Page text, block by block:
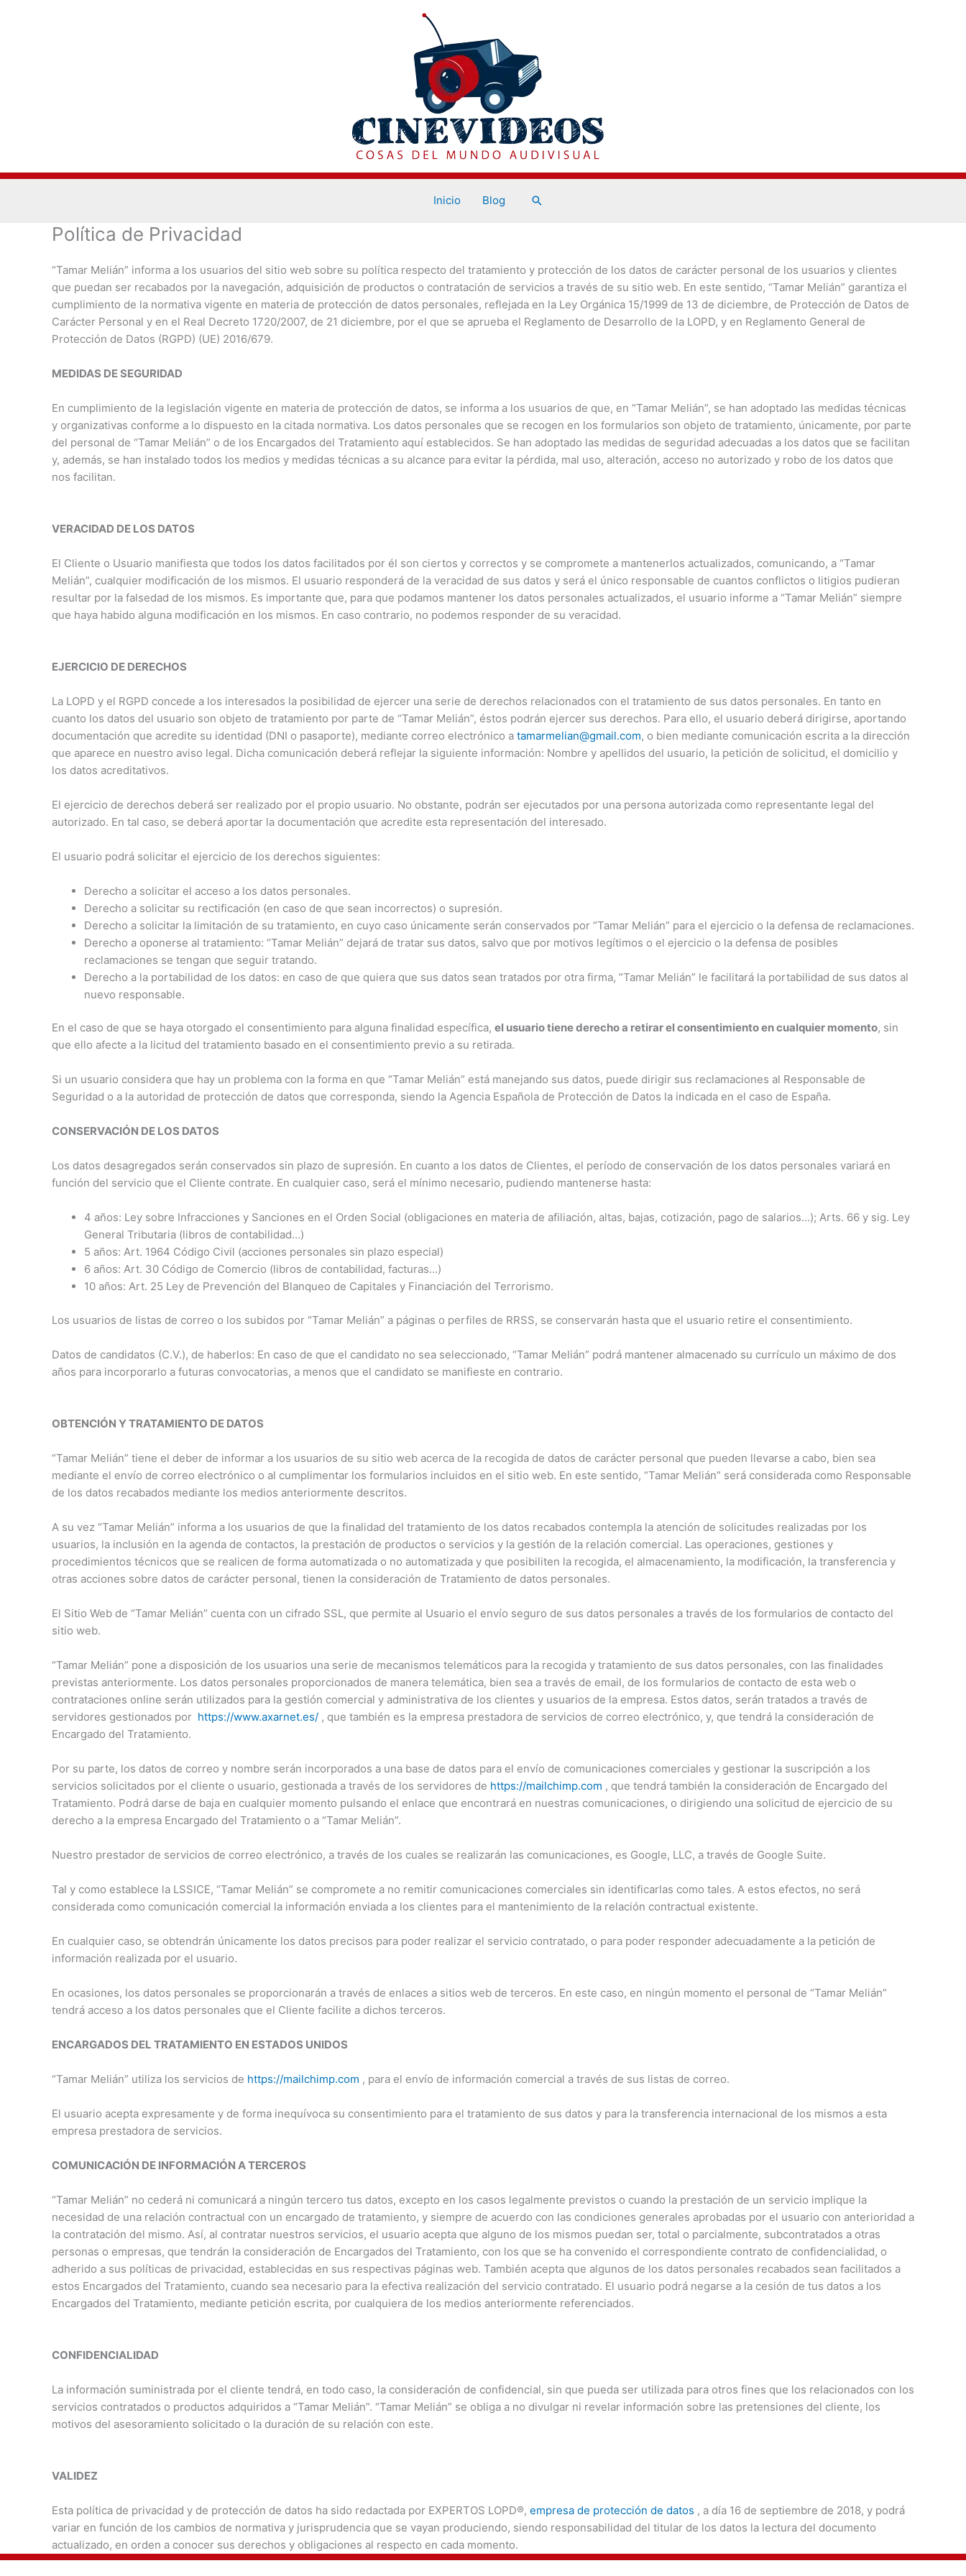
Inicio Blog Buscar
Política de Privacidad
“Tamar Melián” informa a los usuarios del sitio web sobre su política respecto del tratamiento y protección de los datos de carácter personal de los usuarios y clientes
que puedan ser recabados por la navegación, adquisición de productos o contratación de servicios a través de su sitio web. En este sentido, “Tamar Melián” garantiza el
cumplimiento de la normativa vigente en materia de protección de datos personales, reflejada en la Ley Orgánica 15/1999 de 13 de diciembre, de Protección de Datos de
Carácter Personal y en el Real Decreto 1720/2007, de 21 diciembre, por el que se aprueba el Reglamento de Desarrollo de la LOPD, y en Reglamento General de
Protección de Datos (RGPD) (UE) 2016/679.
MEDIDAS DE SEGURIDAD
En cumplimiento de la legislación vigente en materia de protección de datos, se informa a los usuarios de que, en “Tamar Melián”, se han adoptado las medidas técnicas
y organizativas conforme a lo dispuesto en la citada normativa. Los datos personales que se recogen en los formularios son objeto de tratamiento, únicamente, por parte
del personal de “Tamar Melián” o de los Encargados del Tratamiento aquí establecidos. Se han adoptado las medidas de seguridad adecuadas a los datos que se facilitan
y, además, se han instalado todos los medios y medidas técnicas a su alcance para evitar la pérdida, mal uso, alteración, acceso no autorizado y robo de los datos que
nos facilitan.
VERACIDAD DE LOS DATOS
El Cliente o Usuario manifiesta que todos los datos facilitados por él son ciertos y correctos y se compromete a mantenerlos actualizados, comunicando, a “Tamar
Melián”, cualquier modificación de los mismos. El usuario responderá de la veracidad de sus datos y será el único responsable de cuantos conflictos o litigios pudieran
resultar por la falsedad de los mismos. Es importante que, para que podamos mantener los datos personales actualizados, el usuario informe a “Tamar Melián” siempre
que haya habido alguna modificación en los mismos. En caso contrario, no podemos responder de su veracidad.
EJERCICIO DE DERECHOS
La LOPD y el RGPD concede a los interesados la posibilidad de ejercer una serie de derechos relacionados con el tratamiento de sus datos personales. En tanto en
cuanto los datos del usuario son objeto de tratamiento por parte de “Tamar Melián”, éstos podrán ejercer sus derechos. Para ello, el usuario deberá dirigirse, aportando
documentación que acredite su identidad (DNI o pasaporte), mediante correo electrónico a tamarmelian@gmail.com, o bien mediante comunicación escrita a la dirección
que aparece en nuestro aviso legal. Dicha comunicación deberá reflejar la siguiente información: Nombre y apellidos del usuario, la petición de solicitud, el domicilio y
los datos acreditativos.
El ejercicio de derechos deberá ser realizado por el propio usuario. No obstante, podrán ser ejecutados por una persona autorizada como representante legal del
autorizado. En tal caso, se deberá aportar la documentación que acredite esta representación del interesado.
El usuario podrá solicitar el ejercicio de los derechos siguientes:
Derecho a solicitar el acceso a los datos personales.
Derecho a solicitar su rectificación (en caso de que sean incorrectos) o supresión.
Derecho a solicitar la limitación de su tratamiento, en cuyo caso únicamente serán conservados por “Tamar Melián” para el ejercicio o la defensa de reclamaciones.
Derecho a oponerse al tratamiento: “Tamar Melián” dejará de tratar sus datos, salvo que por motivos legítimos o el ejercicio o la defensa de posibles
reclamaciones se tengan que seguir tratando.
Derecho a la portabilidad de los datos: en caso de que quiera que sus datos sean tratados por otra firma, ”Tamar Melián” le facilitará la portabilidad de sus datos al
nuevo responsable.
En el caso de que se haya otorgado el consentimiento para alguna finalidad específica, el usuario tiene derecho a retirar el consentimiento en cualquier momento, sin
que ello afecte a la licitud del tratamiento basado en el consentimiento previo a su retirada.
Si un usuario considera que hay un problema con la forma en que “Tamar Melián” está manejando sus datos, puede dirigir sus reclamaciones al Responsable de
Seguridad o a la autoridad de protección de datos que corresponda, siendo la Agencia Española de Protección de Datos la indicada en el caso de España.
CONSERVACIÓN DE LOS DATOS
Los datos desagregados serán conservados sin plazo de supresión. En cuanto a los datos de Clientes, el período de conservación de los datos personales variará en
función del servicio que el Cliente contrate. En cualquier caso, será el mínimo necesario, pudiendo mantenerse hasta:
4 años: Ley sobre Infracciones y Sanciones en el Orden Social (obligaciones en materia de afiliación, altas, bajas, cotización, pago de salarios…); Arts. 66 y sig. Ley
General Tributaria (libros de contabilidad…)
5 años: Art. 1964 Código Civil (acciones personales sin plazo especial)
6 años: Art. 30 Código de Comercio (libros de contabilidad, facturas…)
10 años: Art. 25 Ley de Prevención del Blanqueo de Capitales y Financiación del Terrorismo.
Los usuarios de listas de correo o los subidos por “Tamar Melián” a páginas o perfiles de RRSS, se conservarán hasta que el usuario retire el consentimiento.
Datos de candidatos (C.V.), de haberlos: En caso de que el candidato no sea seleccionado, “Tamar Melián” podrá mantener almacenado su currículo un máximo de dos
años para incorporarlo a futuras convocatorias, a menos que el candidato se manifieste en contrario.
OBTENCIÓN Y TRATAMIENTO DE DATOS
“Tamar Melián” tiene el deber de informar a los usuarios de su sitio web acerca de la recogida de datos de carácter personal que pueden llevarse a cabo, bien sea
mediante el envío de correo electrónico o al cumplimentar los formularios incluidos en el sitio web. En este sentido, “Tamar Melián” será considerada como Responsable
de los datos recabados mediante los medios anteriormente descritos.
A su vez “Tamar Melián” informa a los usuarios de que la finalidad del tratamiento de los datos recabados contempla la atención de solicitudes realizadas por los
usuarios, la inclusión en la agenda de contactos, la prestación de productos o servicios y la gestión de la relación comercial. Las operaciones, gestiones y
procedimientos técnicos que se realicen de forma automatizada o no automatizada y que posibiliten la recogida, el almacenamiento, la modificación, la transferencia y
otras acciones sobre datos de carácter personal, tienen la consideración de Tratamiento de datos personales.
El Sitio Web de “Tamar Melián” cuenta con un cifrado SSL, que permite al Usuario el envío seguro de sus datos personales a través de los formularios de contacto del
sitio web.
“Tamar Melián” pone a disposición de los usuarios una serie de mecanismos telemáticos para la recogida y tratamiento de sus datos personales, con las finalidades
previstas anteriormente. Los datos personales proporcionados de manera telemática, bien sea a través de email, de los formularios de contacto de esta web o
contrataciones online serán utilizados para la gestión comercial y administrativa de los clientes y usuarios de la empresa. Estos datos, serán tratados a través de
servidores gestionados por https://www.axarnet.es/ , que también es la empresa prestadora de servicios de correo electrónico, y, que tendrá la consideración de
Encargado del Tratamiento.
Por su parte, los datos de correo y nombre serán incorporados a una base de datos para el envío de comunicaciones comerciales y gestionar la suscripción a los
servicios solicitados por el cliente o usuario, gestionada a través de los servidores de https://mailchimp.com , que tendrá también la consideración de Encargado del
Tratamiento. Podrá darse de baja en cualquier momento pulsando el enlace que encontrará en nuestras comunicaciones, o dirigiendo una solicitud de ejercicio de su
derecho a la empresa Encargado del Tratamiento o a “Tamar Melián”.
Nuestro prestador de servicios de correo electrónico, a través de los cuales se realizarán las comunicaciones, es Google, LLC, a través de Google Suite.
Tal y como establece la LSSICE, “Tamar Melián” se compromete a no remitir comunicaciones comerciales sin identificarlas como tales. A estos efectos, no será
considerada como comunicación comercial la información enviada a los clientes para el mantenimiento de la relación contractual existente.
En cualquier caso, se obtendrán únicamente los datos precisos para poder realizar el servicio contratado, o para poder responder adecuadamente a la petición de
información realizada por el usuario.
En ocasiones, los datos personales se proporcionarán a través de enlaces a sitios web de terceros. En este caso, en ningún momento el personal de “Tamar Melián”
tendrá acceso a los datos personales que el Cliente facilite a dichos terceros.
ENCARGADOS DEL TRATAMIENTO EN ESTADOS UNIDOS
“Tamar Melián” utiliza los servicios de https://mailchimp.com , para el envío de información comercial a través de sus listas de correo.
El usuario acepta expresamente y de forma inequívoca su consentimiento para el tratamiento de sus datos y para la transferencia internacional de los mismos a esta
empresa prestadora de servicios.
COMUNICACIÓN DE INFORMACIÓN A TERCEROS
“Tamar Melián” no cederá ni comunicará a ningún tercero tus datos, excepto en los casos legalmente previstos o cuando la prestación de un servicio implique la
necesidad de una relación contractual con un encargado de tratamiento, y siempre de acuerdo con las condiciones generales aprobadas por el usuario con anterioridad a
la contratación del mismo. Así, al contratar nuestros servicios, el usuario acepta que alguno de los mismos puedan ser, total o parcialmente, subcontratados a otras
personas o empresas, que tendrán la consideración de Encargados del Tratamiento, con los que se ha convenido el correspondiente contrato de confidencialidad, o
adherido a sus políticas de privacidad, establecidas en sus respectivas páginas web. También acepta que algunos de los datos personales recabados sean facilitados a
estos Encargados del Tratamiento, cuando sea necesario para la efectiva realización del servicio contratado. El usuario podrá negarse a la cesión de tus datos a los
Encargados del Tratamiento, mediante petición escrita, por cualquiera de los medios anteriormente referenciados.
CONFIDENCIALIDAD
La información suministrada por el cliente tendrá, en todo caso, la consideración de confidencial, sin que pueda ser utilizada para otros fines que los relacionados con los
servicios contratados o productos adquiridos a “Tamar Melián”. “Tamar Melián” se obliga a no divulgar ni revelar información sobre las pretensiones del cliente, los
motivos del asesoramiento solicitado o la duración de su relación con este.
VALIDEZ
Esta política de privacidad y de protección de datos ha sido redactada por EXPERTOS LOPD®, empresa de protección de datos , a día 16 de septiembre de 2018, y podrá
variar en función de los cambios de normativa y jurisprudencia que se vayan produciendo, siendo responsabilidad del titular de los datos la lectura del documento
actualizado, en orden a conocer sus derechos y obligaciones al respecto en cada momento.